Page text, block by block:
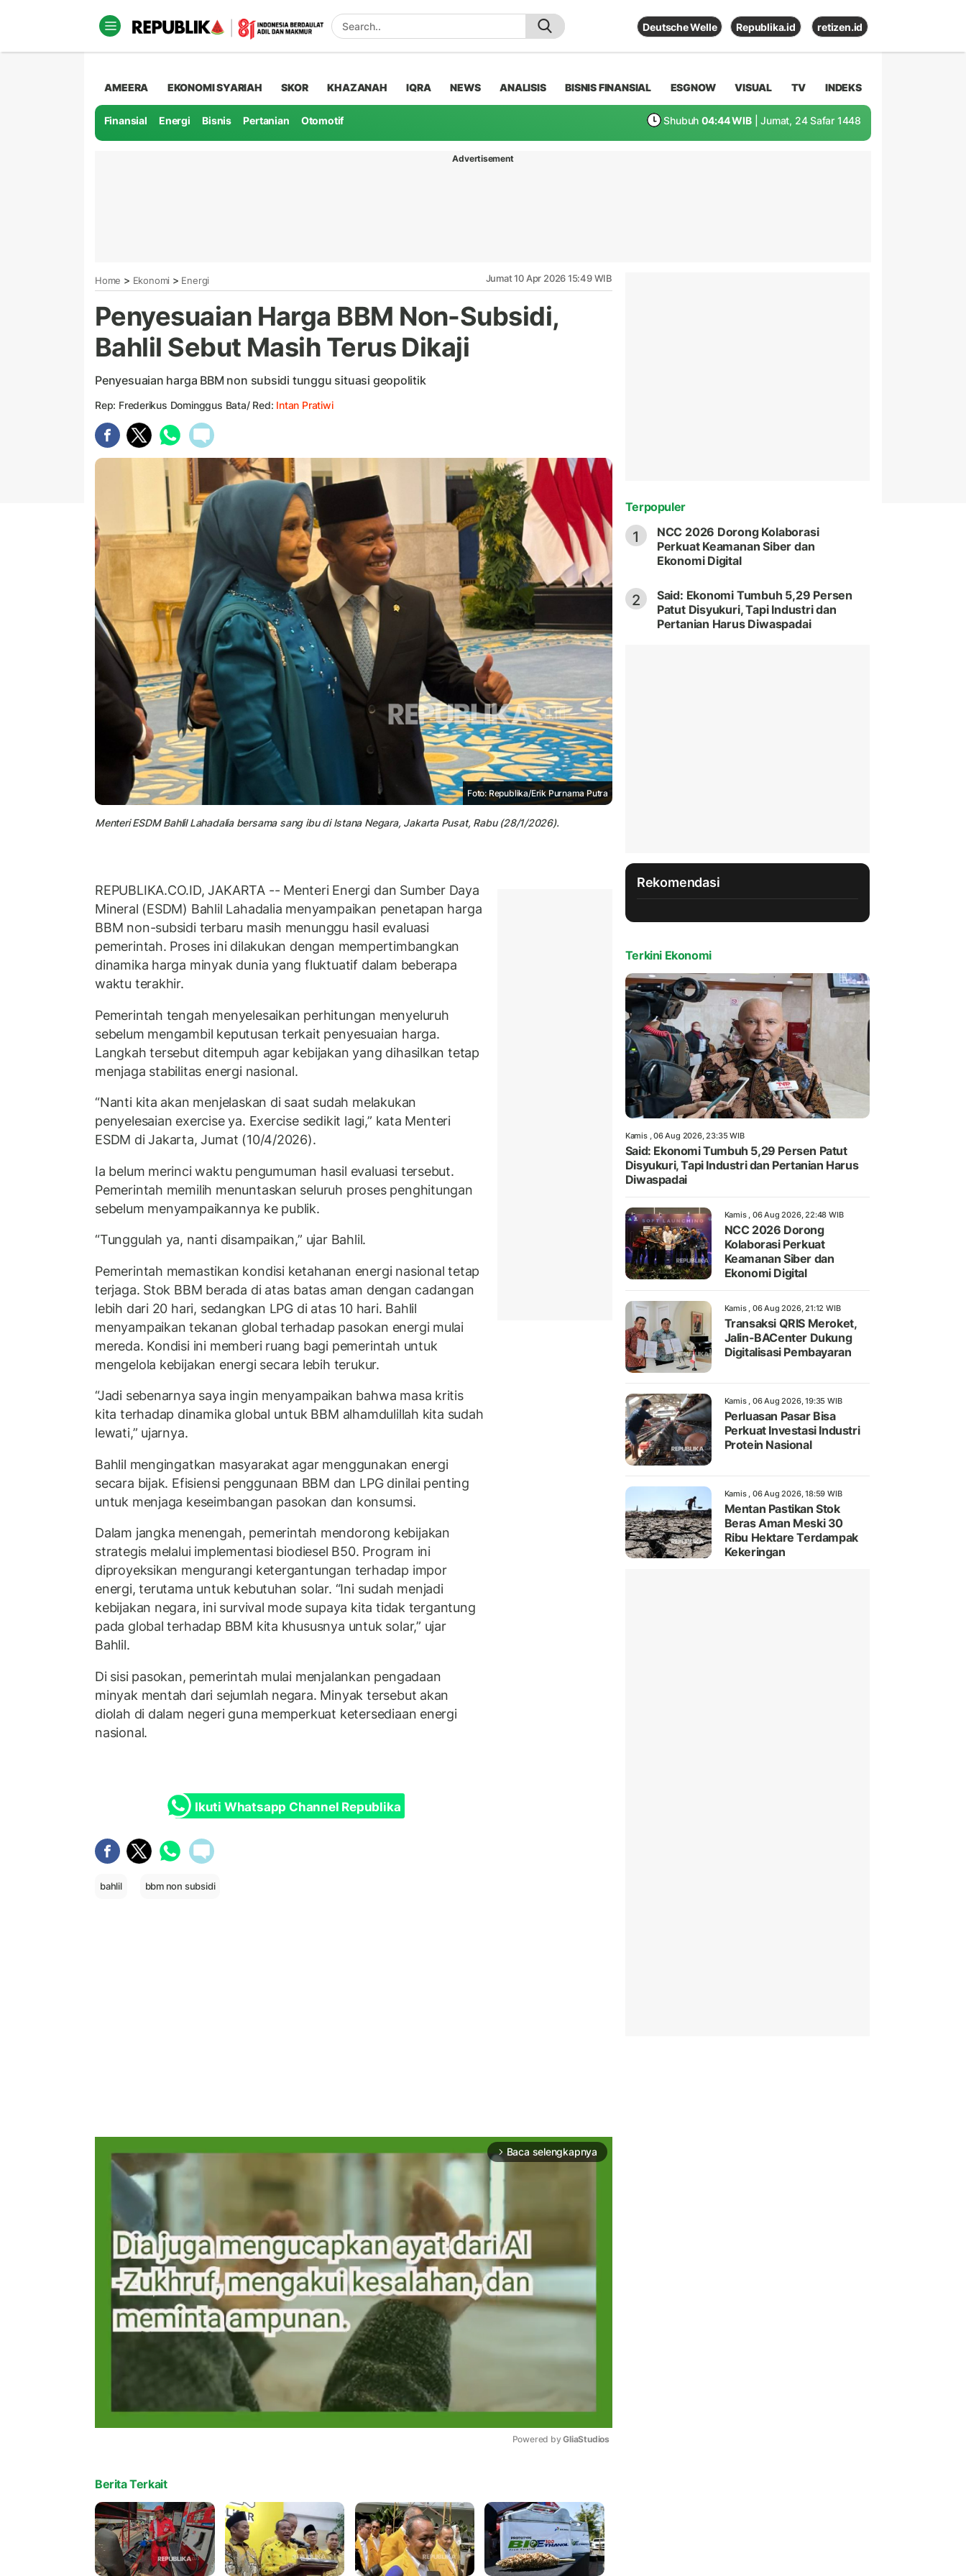
Deutsche Welle Republika.id retizen.id
AMEERA EKONOMI SYARIAH SKOR KHAZANAH IQRA NEWS ANALISIS BISNIS FINANSIAL ESGNOW VISUAL TV INDEKS
Finansial Energi Bisnis Pertanian Otomotif Shubuh 04:44 WIB | Jumat, 24 Safar 1448
Advertisement
Home > Ekonomi > Energi Jumat 10 Apr 2026 15:49 WIB
Penyesuaian Harga BBM Non-Subsidi,
Bahlil Sebut Masih Terus Dikaji
Penyesuaian harga BBM non subsidi tunggu situasi geopolitik
Rep: Frederikus Dominggus Bata/ Red: Intan Pratiwi
Foto: Republika/Erik Purnama Putra
Menteri ESDM Bahlil Lahadalia bersama sang ibu di Istana Negara, Jakarta Pusat, Rabu (28/1/2026).
REPUBLIKA.CO.ID, JAKARTA -- Menteri Energi dan Sumber Daya
Mineral (ESDM) Bahlil Lahadalia menyampaikan penetapan harga
BBM non-subsidi terbaru masih menunggu hasil evaluasi
pemerintah. Proses ini dilakukan dengan mempertimbangkan
dinamika harga minyak dunia yang fluktuatif dalam beberapa
waktu terakhir.
Pemerintah tengah menyelesaikan perhitungan menyeluruh
sebelum mengambil keputusan terkait penyesuaian harga.
Langkah tersebut ditempuh agar kebijakan yang dihasilkan tetap
menjaga stabilitas energi nasional.
“Nanti kita akan menjelaskan di saat sudah melakukan
penyelesaian exercise ya. Exercise sedikit lagi,” kata Menteri
ESDM di Jakarta, Jumat (10/4/2026).
Ia belum merinci waktu pengumuman hasil evaluasi tersebut.
Pemerintah memilih menuntaskan seluruh proses penghitungan
sebelum menyampaikannya ke publik.
“Tunggulah ya, nanti disampaikan,” ujar Bahlil.
Pemerintah memastikan kondisi ketahanan energi nasional tetap
terjaga. Stok BBM berada di atas batas aman dengan cadangan
lebih dari 20 hari, sedangkan LPG di atas 10 hari. Bahlil
menyampaikan tekanan global terhadap pasokan energi mulai
mereda. Kondisi ini memberi ruang bagi pemerintah untuk
mengelola kebijakan energi secara lebih terukur.
“Jadi sebenarnya saya ingin menyampaikan bahwa masa kritis
kita terhadap dinamika global untuk BBM alhamdulillah kita sudah
lewati,” ujarnya.
Bahlil mengingatkan masyarakat agar menggunakan energi
secara bijak. Efisiensi penggunaan BBM dan LPG dinilai penting
untuk menjaga keseimbangan pasokan dan konsumsi.
Dalam jangka menengah, pemerintah mendorong kebijakan
strategis melalui implementasi biodiesel B50. Program ini
diproyeksikan mengurangi ketergantungan terhadap impor
energi, terutama untuk kebutuhan solar. “Ini sudah menjadi
kebijakan negara, ini survival mode supaya kita tidak tergantung
pada global terhadap BBM kita khususnya untuk solar,” ujar
Bahlil.
Di sisi pasokan, pemerintah mulai menjalankan pengadaan
minyak mentah dari sejumlah negara. Minyak tersebut akan
diolah di dalam negeri guna memperkuat ketersediaan energi
nasional.
Ikuti Whatsapp Channel Republika
bahlil bbm non subsidi
arrow_forward_ios Baca selengkapnya
Powered by GliaStudios
Berita Terkait
Terpopuler
1
NCC 2026 Dorong Kolaborasi
Perkuat Keamanan Siber dan
Ekonomi Digital
2
Said: Ekonomi Tumbuh 5,29 Persen
Patut Disyukuri, Tapi Industri dan
Pertanian Harus Diwaspadai
Rekomendasi
Terkini Ekonomi
Kamis , 06 Aug 2026, 23:35 WIB
Said: Ekonomi Tumbuh 5,29 Persen Patut
Disyukuri, Tapi Industri dan Pertanian Harus
Diwaspadai
Kamis , 06 Aug 2026, 22:48 WIB
NCC 2026 Dorong
Kolaborasi Perkuat
Keamanan Siber dan
Ekonomi Digital
Kamis , 06 Aug 2026, 21:12 WIB
Transaksi QRIS Meroket,
Jalin-BACenter Dukung
Digitalisasi Pembayaran
Kamis , 06 Aug 2026, 19:35 WIB
Perluasan Pasar Bisa
Perkuat Investasi Industri
Protein Nasional
Kamis , 06 Aug 2026, 18:59 WIB
Mentan Pastikan Stok
Beras Aman Meski 30
Ribu Hektare Terdampak
Kekeringan